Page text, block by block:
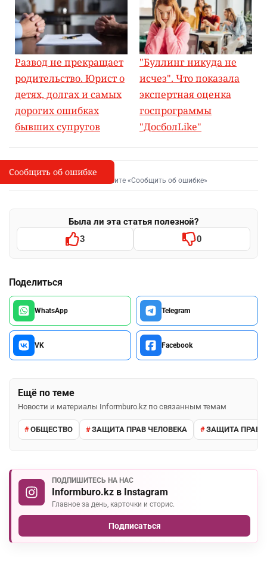
Развод не прекращает
родительство. Юрист о
детях, долгах и самых
дорогих ошибках
бывших супругов
"Буллинг никуда не
исчез". Что показала
экспертная оценка
госпрограммы
"ДосболLike"
I
Сообщить об опечатке
Выделите фрагмент и нажмите «Сообщить об ошибке»
Была ли эта статья полезной?
3 0
Поделиться
WhatsApp Telegram
VK Facebook
Ещё по теме
Новости и материалы Informburo.kz по связанным темам
ОБЩЕСТВО ЗАЩИТА ПРАВ ЧЕЛОВЕКА ЗАЩИТА ПРАВ
ПОДПИШИТЕСЬ НА НАС
Informburo.kz в Instagram
Главное за день, карточки и сторис.
Подписаться
Сообщить об ошибке